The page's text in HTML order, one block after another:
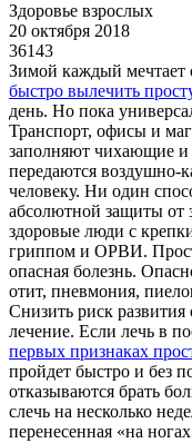
Здоровье взрослых
20 октября 2018
36143
Зимой каждый мечтает
быстро вылечить
день. Но пока
Транспорт, офисы и
заполняют чихающие
передаются воздушно-
человеку. Ни один
абсолютной защиты от
здоровые люди с
гриппом и ОРВИ.
опасная болезнь.
отит, пневмония,
Снизить риск
лечение. Если лечь в
первых признаках
пройдет быстро и без
отказываются брать
слечь на несколько
перенесенная «на